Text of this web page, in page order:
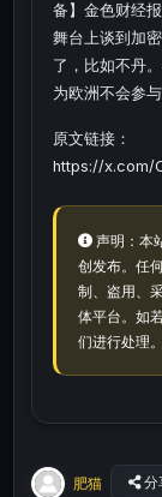
备】金色财经
舞台上谈到加
了，比如不丹
为欧洲不会参
原文链接：
https://x.com/
声明：本
创发布。任
制、盗用、
体平台。如
们进行处理。
肥猫 分